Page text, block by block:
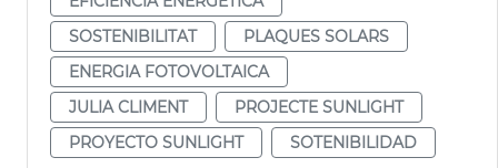
SOSTENIBILITAT
PLAQUES SOLARS
ENERGIA FOTOVOLTAICA
JULIA CLIMENT
PROJECTE SUNLIGHT
PROYECTO SUNLIGHT
SOTENIBILIDAD